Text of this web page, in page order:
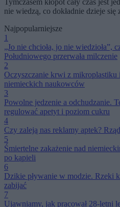
nie wiedzą, co dokładnie dzieje
Najpopularniejsze
1
„Jo nie chcioła, jo nie wiedzioła”,
Południowego przerwała milczenie
2
Oczyszczanie krwi z mikroplastiku
niemieckich naukowców
3
Powolne jedzenie a odchudzanie.
regulować apetyt i poziom cukru
4
Czy zaleją nas reklamy aptek?
5
Śmiertelne zakażenie nad
po kąpieli
6
Dzikie pływanie w modzie. Rzeki
zabijać
7
Ujawniamy, jak pracował 28-letni